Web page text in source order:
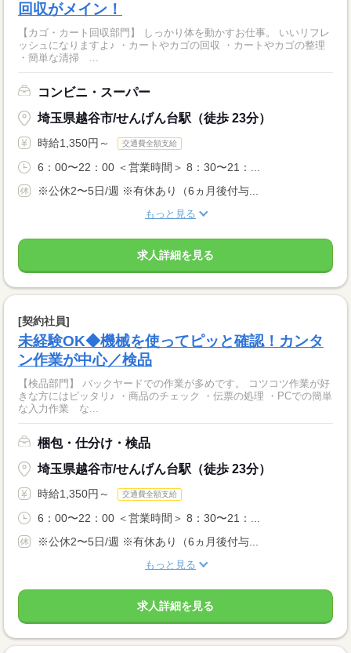
回収がメイン！
【カゴ・カート回収部門】 しっかり体を動かすお仕事。 いいリフレ
ッシュになりますよ♪ ・カートやカゴの回収 ・カートやカゴの整理
・簡単な清掃 ...
コンビニ・スーパー
埼玉県越谷市/せんげん台駅（徒歩 23分）
時給1,350円～ 交通費全額支給
6：00〜22：00 ＜営業時間＞ 8：30〜21：...
※公休2〜5日/週 ※有休あり（6ヵ月後付与...
もっと見る
求人詳細を見る
[契約社員]
未経験OK◆機械を使ってピッと確認！カンタ
ン作業が中心／検品
【検品部門】 バックヤードでの作業が多めです。 コツコツ作業が好
きな方にはピッタリ♪ ・商品のチェック ・伝票の処理 ・PCでの簡単
な入力作業 な...
梱包・仕分け・検品
埼玉県越谷市/せんげん台駅（徒歩 23分）
時給1,350円～ 交通費全額支給
6：00〜22：00 ＜営業時間＞ 8：30〜21：...
※公休2〜5日/週 ※有休あり（6ヵ月後付与...
もっと見る
求人詳細を見る